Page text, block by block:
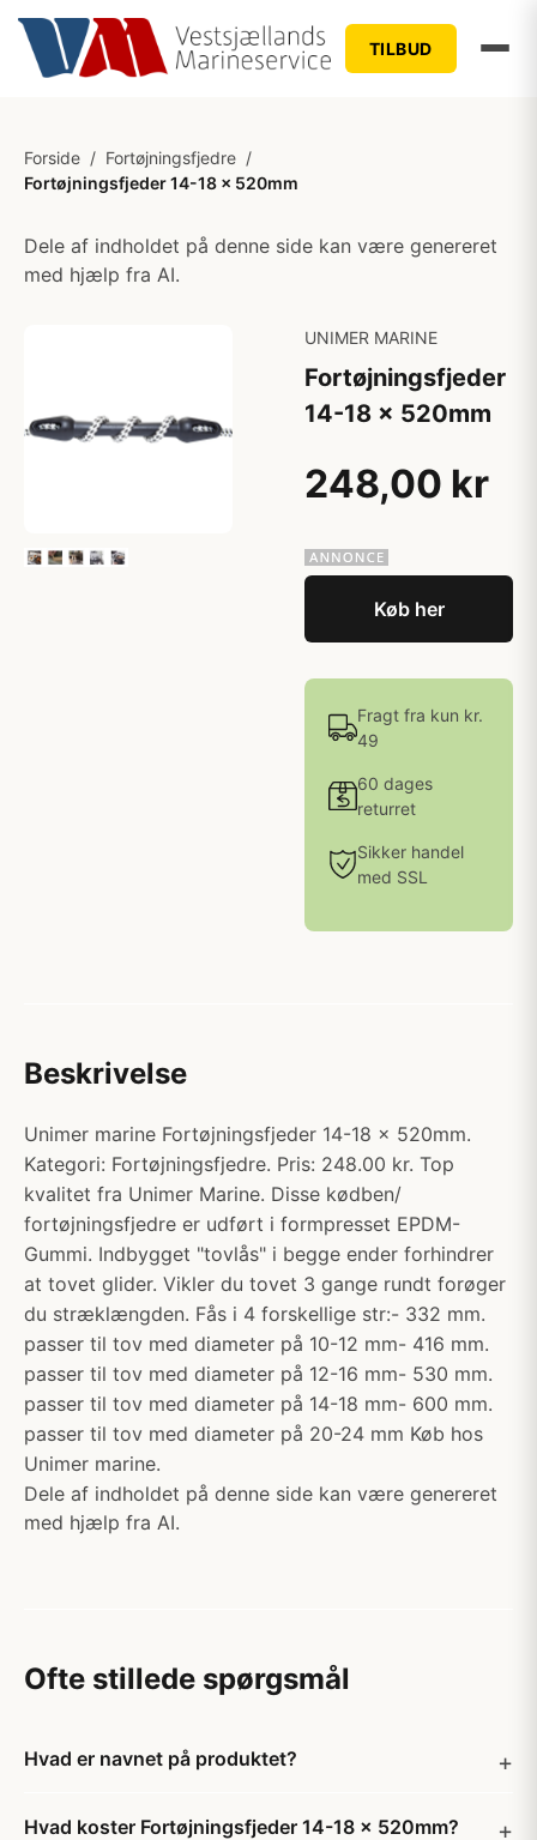
TILBUD
Forside / Fortøjningsfjedre /
Fortøjningsfjeder 14-18 x 520mm
Dele af indholdet på denne side kan være genereret
med hjælp fra AI.
UNIMER MARINE
Fortøjningsfjeder
14-18 x 520mm
248,00 kr
Køb her
Fragt fra kun kr.
49
60 dages
returret
Sikker handel
med SSL
Beskrivelse
Unimer marine Fortøjningsfjeder 14-18 x 520mm.
Kategori: Fortøjningsfjedre. Pris: 248.00 kr. Top
kvalitet fra Unimer Marine. Disse kødben/
fortøjningsfjedre er udført i formpresset EPDM-
Gummi. Indbygget "tovlås" i begge ender forhindrer
at tovet glider. Vikler du tovet 3 gange rundt forøger
du stræklængden. Fås i 4 forskellige str:- 332 mm.
passer til tov med diameter på 10-12 mm- 416 mm.
passer til tov med diameter på 12-16 mm- 530 mm.
passer til tov med diameter på 14-18 mm- 600 mm.
passer til tov med diameter på 20-24 mm Køb hos
Unimer marine.
Dele af indholdet på denne side kan være genereret
med hjælp fra AI.
Ofte stillede spørgsmål
Hvad er navnet på produktet?
Hvad koster Fortøjningsfjeder 14-18 x 520mm?